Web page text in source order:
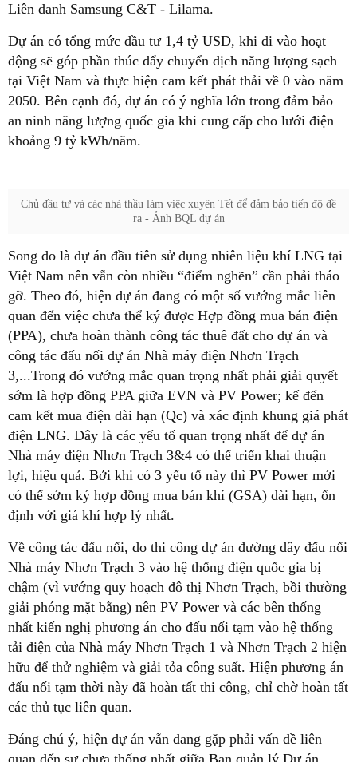
Liên danh Samsung C&T - Lilama.
Dự án có tổng mức đầu tư 1,4 tỷ USD, khi đi vào hoạt
động sẽ góp phần thúc đẩy chuyển dịch năng lượng sạch
tại Việt Nam và thực hiện cam kết phát thải về 0 vào năm
2050. Bên cạnh đó, dự án có ý nghĩa lớn trong đảm bảo
an ninh năng lượng quốc gia khi cung cấp cho lưới điện
khoảng 9 tỷ kWh/năm.
Chủ đầu tư và các nhà thầu làm việc xuyên Tết để đảm bảo tiến độ đề
ra - Ảnh BQL dự án
Song do là dự án đầu tiên sử dụng nhiên liệu khí LNG tại
Việt Nam nên vẫn còn nhiều “điểm nghẽn” cần phải tháo
gỡ. Theo đó, hiện dự án đang có một số vướng mắc liên
quan đến việc chưa thể ký được Hợp đồng mua bán điện
(PPA), chưa hoàn thành công tác thuê đất cho dự án và
công tác đấu nối dự án Nhà máy điện Nhơn Trạch
3,...Trong đó vướng mắc quan trọng nhất phải giải quyết
sớm là hợp đồng PPA giữa EVN và PV Power; kế đến
cam kết mua điện dài hạn (Qc) và xác định khung giá phát
điện LNG. Đây là các yếu tố quan trọng nhất để dự án
Nhà máy điện Nhơn Trạch 3&4 có thể triển khai thuận
lợi, hiệu quả. Bởi khi có 3 yếu tố này thì PV Power mới
có thể sớm ký hợp đồng mua bán khí (GSA) dài hạn, ổn
định với giá khí hợp lý nhất.
Về công tác đấu nối, do thi công dự án đường dây đấu nối
Nhà máy Nhơn Trạch 3 vào hệ thống điện quốc gia bị
chậm (vì vướng quy hoạch đô thị Nhơn Trạch, bồi thường
giải phóng mặt bằng) nên PV Power và các bên thống
nhất kiến nghị phương án cho đấu nối tạm vào hệ thống
tải điện của Nhà máy Nhơn Trạch 1 và Nhơn Trạch 2 hiện
hữu để thử nghiệm và giải tỏa công suất. Hiện phương án
đấu nối tạm thời này đã hoàn tất thi công, chỉ chờ hoàn tất
các thủ tục liên quan.
Đáng chú ý, hiện dự án vẫn đang gặp phải vấn đề liên
quan đến sự chưa thống nhất giữa Ban quản lý Dự án